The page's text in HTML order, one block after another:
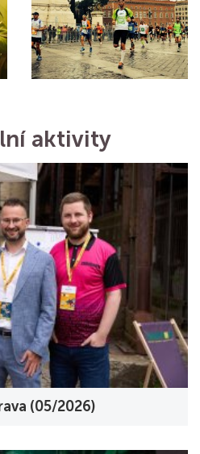
aktivity
(05/2026)